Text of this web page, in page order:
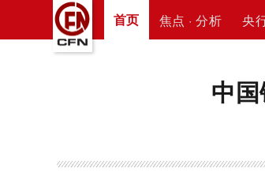
首页 焦点 · 分析 央
中